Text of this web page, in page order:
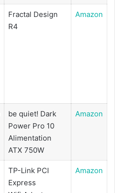
Fractal Design
R4
Amazon
be quiet! Dark
Power Pro 10
Alimentation
ATX 750W
Amazon
TP-Link PCI
Express
Amazon